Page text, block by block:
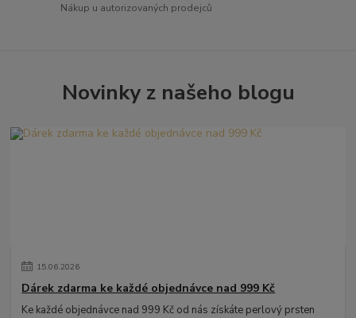
Nákup u autorizovaných prodejců
Novinky z našeho blogu
15.06.2026
Dárek zdarma ke každé objednávce nad 999 Kč
Ke každé objednávce nad 999 Kč od nás získáte perlový prsten